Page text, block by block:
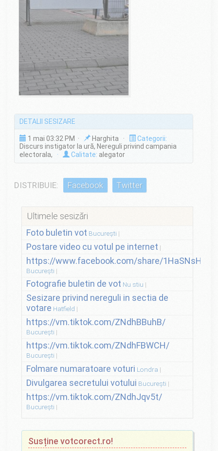
DETALII SESIZARE
1 mai 03:32 PM · Harghita ·
Categorii:
Discurs instigator la ură, Nereguli privind campania
electorala,
· Calitate: alegator
DISTRIBUIE: Facebook Twitter
Ultimele sesizări
Foto buletin vot București
Postare video cu votul pe internet
https://www.facebook.com/share/
București
Fotografie buletin de vot Nu stiu
Sesizare privind nereguli in sectia de
votare Hatfield
https://vm.tiktok.com/ZNdhBBuhB/
București
https://vm.tiktok.com/ZNdhFBWCH/
București
Folmare numaratoare voturi Londra
Divulgarea secretului votului București
https://vm.tiktok.com/ZNdhJqv5t/
București
Susține votcorect.ro!